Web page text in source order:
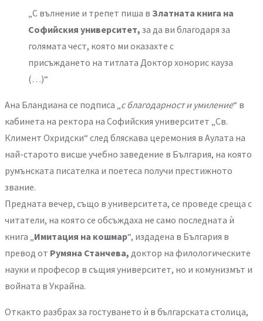
„С вълнение и трепет пиша в Златната книга на
Софийския университет, за да ви благодаря за
голямата чест, която ми оказахте с
присъждането на титлата Доктор хонорис кауза
(…)“
Ана Бландиана се подписа „ с благодарност и умиление“ в
кабинета на ректора на Софийския университет „Св.
Климент Охридски“ след бляскава церемония в Аулата на
най-старото висше учебно заведение в България, на която
румънската писателка и поетеса получи престижното
звание.
Предната вечер, също в университета, се проведе среща с
читатели, на която се обсъждаха не само последната ѝ
книга „ Имитация на кошмар“, издадена в България в
превод от Румяна Станчева, доктор на филологическите
науки и професор в същия университет, но и комунизмът и
войната в Украйна.
Откакто разбрах за гостуването ѝ в българската столица,